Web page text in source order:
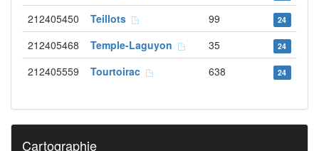
212405450 Teillots 99 24
212405468 Temple-Laguyon 35 24
212405559 Tourtoirac 638 24
Cartographie